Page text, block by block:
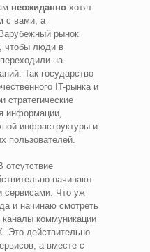
неожиданно хотят
с вами, а
рынок
чтобы люди в
на
Так государство
IT-рынка и
стратегические
информации,
инфраструктуры и
пользователей.
отсутствие
начинают
сервисами. Что уж
и начинаю смотреть
коммуникации
Это действительно
а вместе с